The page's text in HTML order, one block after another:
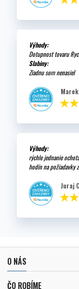
Výhody:
Dotupnost tovaru
Slabiny:
Ziadnu som nenasiel
Výhody:
rýchle jednanie
hodín na požiadavky
Juraj
O NÁS
ČO ROBÍME